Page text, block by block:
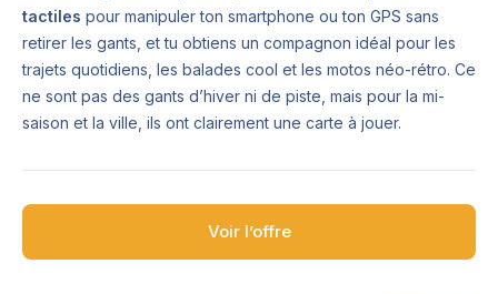
tactiles pour manipuler ton smartphone ou ton GPS sans
retirer les gants, et tu obtiens un compagnon idéal pour les
trajets quotidiens, les balades cool et les motos néo-rétro. Ce
ne sont pas des gants d’hiver ni de piste, mais pour la mi-
saison et la ville, ils ont clairement une carte à jouer.
Voir l’offre